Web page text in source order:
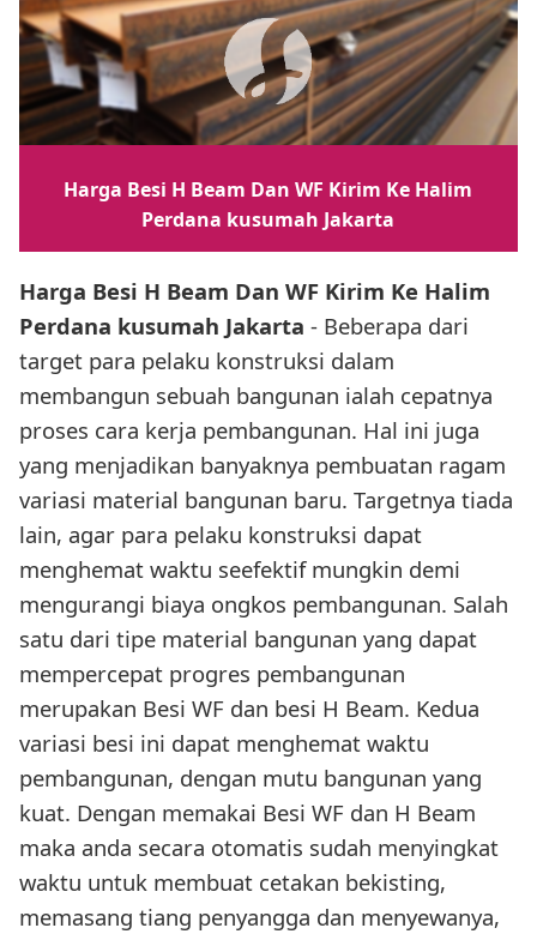
Harga Besi H Beam Dan WF Kirim Ke Halim
Perdana kusumah Jakarta
Harga Besi H Beam Dan WF Kirim Ke Halim
Perdana kusumah Jakarta - Beberapa dari
target para pelaku konstruksi dalam
membangun sebuah bangunan ialah cepatnya
proses cara kerja pembangunan. Hal ini juga
yang menjadikan banyaknya pembuatan ragam
variasi material bangunan baru. Targetnya tiada
lain, agar para pelaku konstruksi dapat
menghemat waktu seefektif mungkin demi
mengurangi biaya ongkos pembangunan. Salah
satu dari tipe material bangunan yang dapat
mempercepat progres pembangunan
merupakan Besi WF dan besi H Beam. Kedua
variasi besi ini dapat menghemat waktu
pembangunan, dengan mutu bangunan yang
kuat. Dengan memakai Besi WF dan H Beam
maka anda secara otomatis sudah menyingkat
waktu untuk membuat cetakan bekisting,
memasang tiang penyangga dan menyewanya,